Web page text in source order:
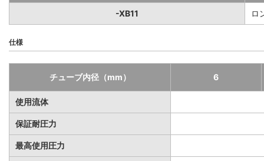
-XB11 ロ
仕様
チューブ内径（mm） 6
使用流体
保証耐圧力
最高使用圧力